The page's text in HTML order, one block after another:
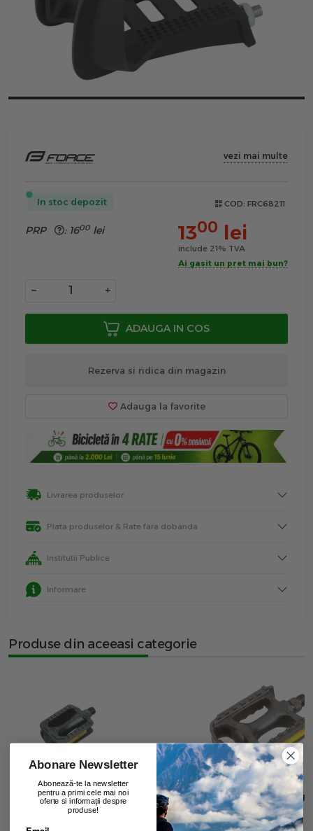
vezi mai multe
In stoc depozit COD: FRC68211
PRP : 1600 lei 1300 lei
include 21% TVA
Ai gasit un pret mai bun?
− +
ADAUGA IN COS
Rezerva si ridica din magazin
Adauga la favorite
Livrarea produselor
Plata produselor & Rate fara dobanda
Institutii Publice
Informare
Produse din aceeasi categorie
Pedale Copii Dhs Fp-627 - Negru Pedale Plastic Dhs
1000 lei
Abonare Newsletter
Abonează-te la newsletter
pentru a primi cele mai noi
oferte si informații despre
produse!